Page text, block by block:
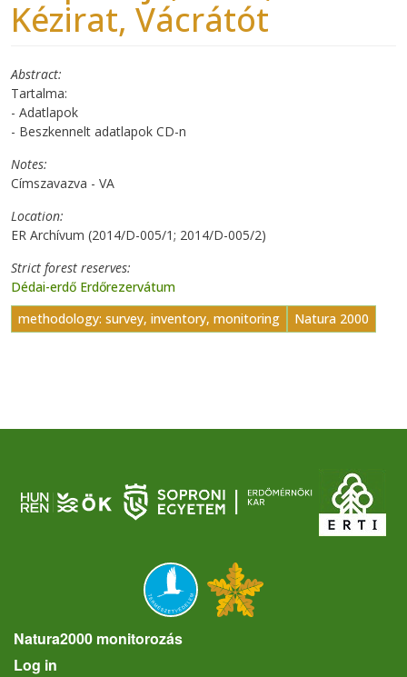
Kézirat, Vácrátót
Abstract
Tartalma:
- Adatlapok
- Beszkennelt adatlapok CD-n
Notes
Címszavazva - VA
Location
ER Archívum (2014/D-005/1; 2014/D-005/2)
Strict forest reserves
Dédai-erdő Erdőrezervátum
methodology: survey, inventory, monitoring
Natura 2000
Natura2000 monitorozás
User account menu
Log in